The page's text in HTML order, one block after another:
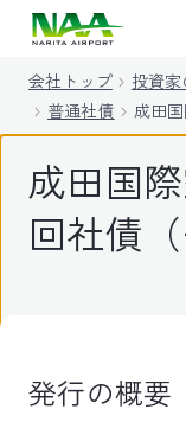
会社トップ 投資
普通社債
成田
成田国
回社債
発行の概要